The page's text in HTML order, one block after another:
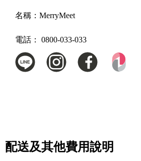
名稱： MerryMeet
電話： 0800-033-033
配送及其他費用說明